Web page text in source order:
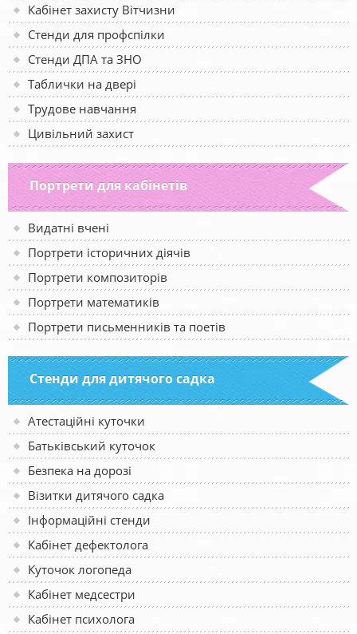
Кабінет захисту Вітчизни
Стенди для профспілки
Стенди ДПА та ЗНО
Таблички на двері
Трудове навчання
Цивільний захист
Портрети для кабінетів
Видатні вчені
Портрети історичних діячів
Портрети композиторів
Портрети математиків
Портрети письменників та поетів
Стенди для дитячого садка
Атестаційні куточки
Батьківський куточок
Безпека на дорозі
Візитки дитячого садка
Інформаційні стенди
Кабінет дефектолога
Куточок логопеда
Кабінет медсестри
Кабінет психолога